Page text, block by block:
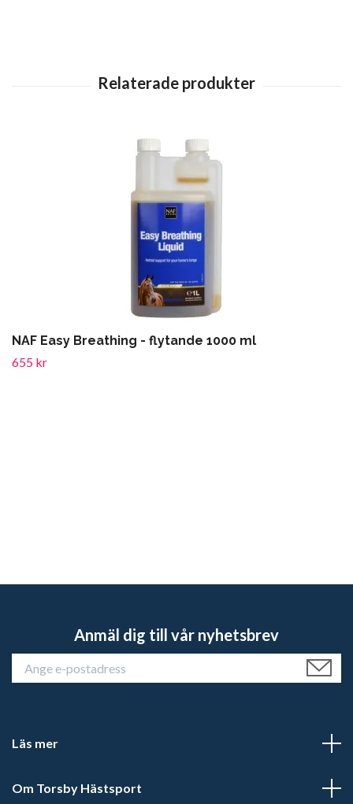
NAF Easy Breathing - flytande 1000 ml
655 kr
Anmäl dig till vår nyhetsbrev
Läs mer
Om Torsby Hästsport